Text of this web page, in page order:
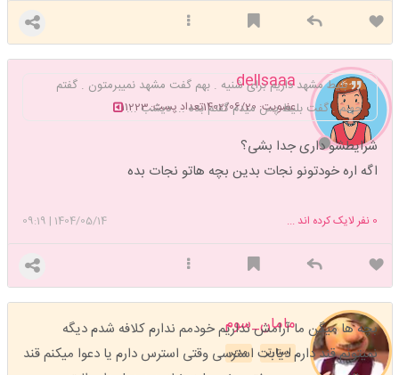
dellsaaa
عضویت: 1402/06/20 تعداد پست: 11223
بلیط مشهد داریم برای شنیه . بهم گفت مشهد نمیبرمتون . گفتم
جهنم . گفت بلیط پس میدم گفتم بده ... دیشب ...
شرایطشو داری جدا بشی؟
اگه اره خودتونو نجات بدین بچه هاتو نجات بده
1404/05/14
|
09:19 0 نفر لایک کرده اند ...
مامان_سوم
مدیر استارتر
بچه ها میگن ما آرامش نداریم خودمم ندارم کلافه شدم دیگه
نمیتونم قند دارم دیابت استرسی وقتی استرس دارم یا دعوا میکنم قند